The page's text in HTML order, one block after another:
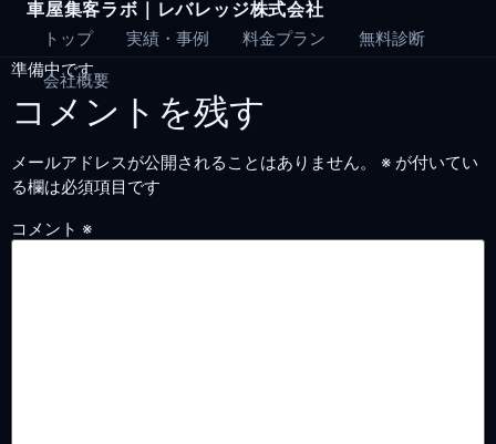
Skip
content
車屋集客ラボ｜レバレッジ株式会社
トップ 実績・事例 料金プラン
無料診断
会社概要
準備中です。
コメントを残す
メールアドレスが公開されることはありません。 ※ が付いてい
る欄は必須項目です
コメント ※